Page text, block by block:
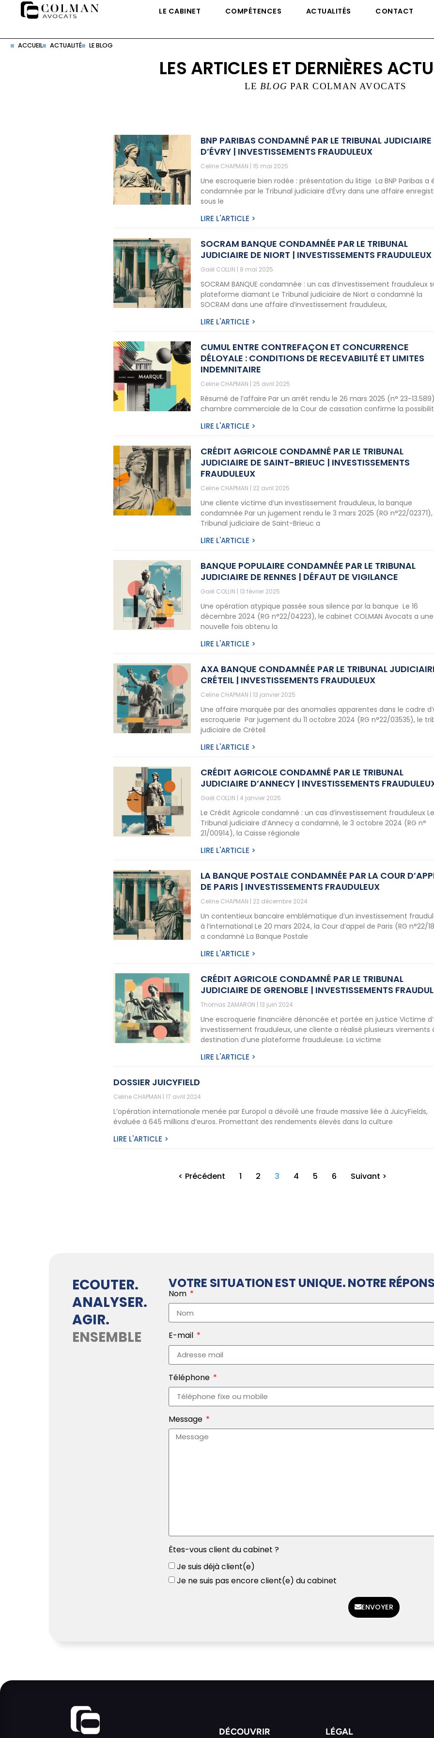
LE CABINET COMPÉTENCES ACTUALITÉS CONTACT
ACCUEIL ACTUALITÉ LE BLOG
LES ARTICLES ET DERNIÈRES
LE BLOGPAR COLMAN AVOCATS
BNP PARIBAS CONDAMNÉ PAR LE TRIBUNAL JUDICIAIRE
D’ÉVRY | INVESTISSEMENTS FRAUDULEUX
Celine CHAPMAN 15 mai 2025
Une escroquerie bien rodée : présentation du litige La BNP Paribas a
condamnée par le Tribunal judiciaire d’Évry dans une affaire
sous le
LIRE L'ARTICLE >
SOCRAM BANQUE CONDAMNÉE PAR LE TRIBUNAL
JUDICIAIRE DE NIORT | INVESTISSEMENTS FRAUDULEUX
Gaël COLLIN 8 mai 2025
SOCRAM BANQUE condamnée : un cas d’investissement frauduleux
plateforme diamant Le Tribunal judiciaire de Niort a condamné la
SOCRAM dans une affaire d’investissement frauduleux,
LIRE L'ARTICLE >
CUMUL ENTRE CONTREFAÇON ET CONCURRENCE
DÉLOYALE : CONDITIONS DE RECEVABILITÉ ET LIMITES
INDEMNITAIRE
Celine CHAPMAN 25 avril 2025
Résumé de l’affaire Par un arrêt rendu le 26 mars 2025 (n° 23-
chambre commerciale de la Cour de cassation confirme la
LIRE L'ARTICLE >
CRÉDIT AGRICOLE CONDAMNÉ PAR LE TRIBUNAL
JUDICIAIRE DE SAINT-BRIEUC | INVESTISSEMENTS
FRAUDULEUX
Celine CHAPMAN 22 avril 2025
Une cliente victime d’un investissement frauduleux, la banque
condamnée Par un jugement rendu le 3 mars 2025 (RG n°22/
Tribunal judiciaire de Saint-Brieuc a
LIRE L'ARTICLE >
BANQUE POPULAIRE CONDAMNÉE PAR LE TRIBUNAL
JUDICIAIRE DE RENNES | DÉFAUT DE VIGILANCE
Gaël COLLIN 13 février 2025
Une opération atypique passée sous silence par la banque Le 16
décembre 2024 (RG n°22/04223), le cabinet COLMAN Avocats a une
nouvelle fois obtenu la
LIRE L'ARTICLE >
AXA BANQUE CONDAMNÉE PAR LE TRIBUNAL
CRÉTEIL | INVESTISSEMENTS FRAUDULEUX
Celine CHAPMAN 13 janvier 2025
Une affaire marquée par des anomalies apparentes dans le cadre
escroquerie Par jugement du 11 octobre 2024 (RG n°22/03535), le
judiciaire de Créteil
LIRE L'ARTICLE >
CRÉDIT AGRICOLE CONDAMNÉ PAR LE TRIBUNAL
JUDICIAIRE D’ANNECY | INVESTISSEMENTS
Gaël COLLIN 4 janvier 2025
Le Crédit Agricole condamné : un cas d’investissement frauduleux
Tribunal judiciaire d’Annecy a condamné, le 3 octobre 2024 (RG n°
21/00914), la Caisse régionale
LIRE L'ARTICLE >
LA BANQUE POSTALE CONDAMNÉE PAR LA COUR
DE PARIS | INVESTISSEMENTS FRAUDULEUX
Celine CHAPMAN 22 décembre 2024
Un contentieux bancaire emblématique d’un investissement
à l’international Le 20 mars 2024, la Cour d’appel de Paris (RG n°22/
a condamné La Banque Postale
LIRE L'ARTICLE >
CRÉDIT AGRICOLE CONDAMNÉ PAR LE TRIBUNAL
JUDICIAIRE DE GRENOBLE | INVESTISSEMENTS
Thomas ZAMARON 13 juin 2024
Une escroquerie financière dénoncée et portée en justice Victime
investissement frauduleux, une cliente a réalisé plusieurs virements
destination d’une plateforme frauduleuse. La victime
LIRE L'ARTICLE >
DOSSIER JUICYFIELD
Celine CHAPMAN 17 avril 2024
L’opération internationale menée par Europol a dévoilé une fraude massive liée à JuicyFields,
évaluée à 645 millions d’euros. Promettant des rendements élevés dans la culture
LIRE L'ARTICLE >
< Précédent 1 2 3 4 5 6 Suivant >
ECOUTER.
ANALYSER.
AGIR.
ENSEMBLE
VOTRE SITUATION EST UNIQUE. NOTRE
Nom
E-mail
Téléphone
Message
Êtes-vous client du cabinet ?
Je suis déjà client(e)
Je ne suis pas encore client(e) du cabinet
ENVOYER
DÉCOUVRIR LÉGAL